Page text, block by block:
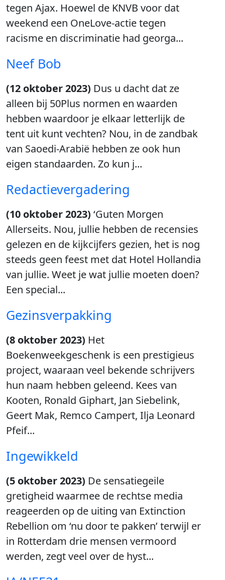
tegen Ajax. Hoewel de KNVB voor dat
weekend een OneLove-actie tegen
racisme en discriminatie had georga...
Neef Bob
(12 oktober 2023) Dus u dacht dat ze
alleen bij 50Plus normen en waarden
hebben waardoor je elkaar letterlijk de
tent uit kunt vechten? Nou, in de zandbak
van Saoedi-Arabië hebben ze ook hun
eigen standaarden. Zo kun j...
Redactievergadering
(10 oktober 2023) ‘Guten Morgen
Allerseits. Nou, jullie hebben de recensies
gelezen en de kijkcijfers gezien, het is nog
steeds geen feest met dat Hotel Hollandia
van jullie. Weet je wat jullie moeten doen?
Een special...
Gezinsverpakking
(8 oktober 2023) Het
Boekenweekgeschenk is een prestigieus
project, waaraan veel bekende schrijvers
hun naam hebben geleend. Kees van
Kooten, Ronald Giphart, Jan Siebelink,
Geert Mak, Remco Campert, Ilja Leonard
Pfeif...
Ingewikkeld
(5 oktober 2023) De sensatiegeile
gretigheid waarmee de rechtse media
reageerden op de uiting van Extinction
Rebellion om ‘nu door te pakken’ terwijl er
in Rotterdam drie mensen vermoord
werden, zegt veel over de hyst...